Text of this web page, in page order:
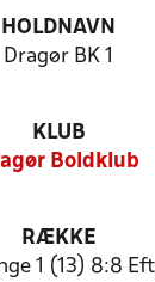
HOLDNAVN
Dragør BK 1
KLUB
Boldklub
RÆKKE
1 (13) 8:8